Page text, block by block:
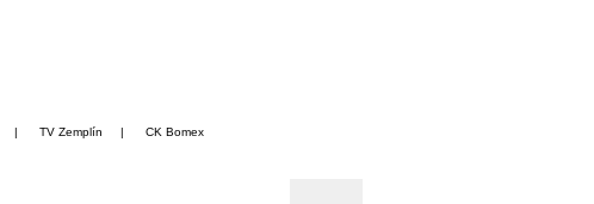
| TV Zemplín | CK Bomex